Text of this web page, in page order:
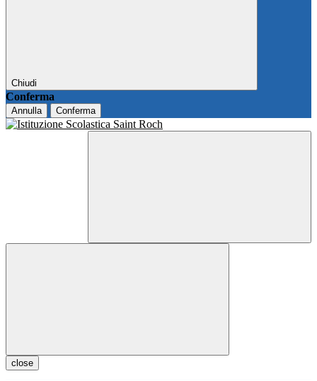
Chiudi
Conferma
Annulla Conferma
close